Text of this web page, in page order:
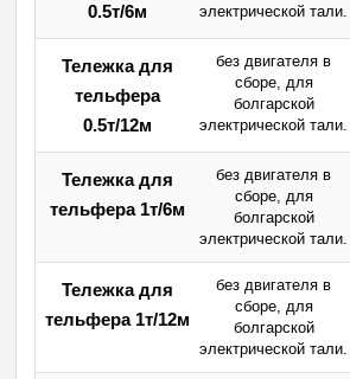
0.5т/6м
электрической тали.
Тележка для
тельфера
0.5т/12м
без двигателя в
сборе, для
болгарской
электрической тали.
Тележка для
тельфера 1т/6м
без двигателя в
сборе, для
болгарской
электрической тали.
Тележка для
тельфера 1т/12м
без двигателя в
сборе, для
болгарской
электрической тали.